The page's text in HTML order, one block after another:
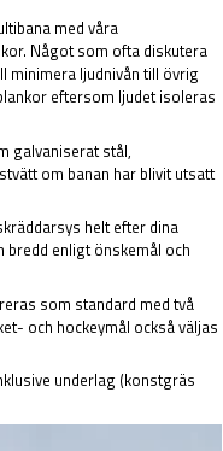
med våra
Något som ofta diskutera
minimera ljudnivån till övrig
eftersom ljudet isoleras
galvaniserat stål,
om banan har blivit utsatt
helt efter dina
bredd enligt önskemål och
som standard med två
och hockeymål också väljas
underlag (konstgräs